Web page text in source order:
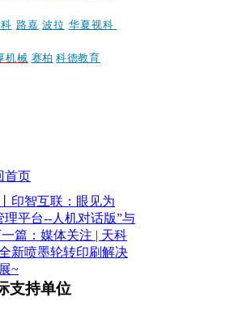
路嘉 波拉 华夏视科
机械 赛柏 科德教育
首页
印智互联：眼见为
平台--人机对话版”与
篇：媒体关注 | 天科
新喷墨轮转印刷解决
~
支持单位